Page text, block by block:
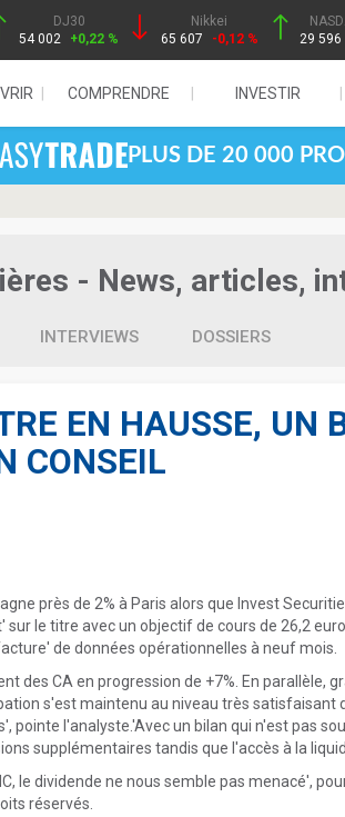
DJ30
54 002
+0,22 %
Nikkei
65 607
-0,12 %
29 596
COMPRENDRE INVESTIR
PLUS DE 20 000
- News, articles,
INTERVIEWS DOSSIERS
EN HAUSSE, UN
CONSEIL
près de 2% à Paris alors que Invest
le titre avec un objectif de cours de 26,2
de données opérationnelles à neuf mois.
des CA en progression de +7%. En parallèle,
s'est maintenu au niveau très satisfaisant
pointe l'analyste.'Avec un bilan qui n'est pas
supplémentaires tandis que l'accès à la
le dividende ne nous semble pas menacé',
réservés.